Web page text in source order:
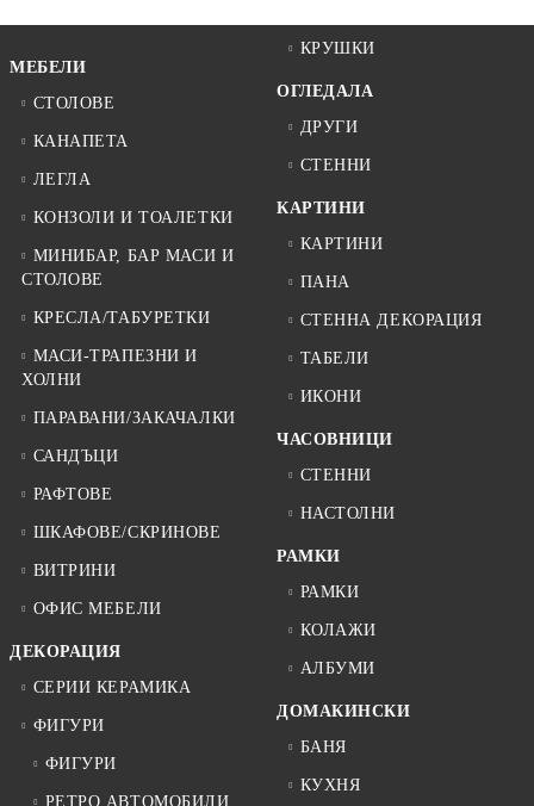
МЕБЕЛИ
СТОЛОВЕ
КАНАПЕТА
ЛЕГЛА
КОНЗОЛИ И ТОАЛЕТКИ
МИНИБАР, БАР МАСИ И
СТОЛОВЕ
КРЕСЛА/ТАБУРЕТКИ
МАСИ-ТРАПЕЗНИ И
ХОЛНИ
ПАРАВАНИ/ЗАКАЧАЛКИ
САНДЪЦИ
РАФТОВЕ
ШКАФОВЕ/СКРИНОВЕ
ВИТРИНИ
ОФИС МЕБЕЛИ
ДЕКОРАЦИЯ
СЕРИИ КЕРАМИКА
ФИГУРИ
ФИГУРИ
РЕТРО АВТОМОБИЛИ
КРУШКИ
ОГЛЕДАЛА
ДРУГИ
СТЕННИ
КАРТИНИ
КАРТИНИ
ПАНА
СТЕННА ДЕКОРАЦИЯ
ТАБЕЛИ
ИКОНИ
ЧАСОВНИЦИ
СТЕННИ
НАСТОЛНИ
РАМКИ
РАМКИ
КОЛАЖИ
АЛБУМИ
ДОМАКИНСКИ
БАНЯ
КУХНЯ